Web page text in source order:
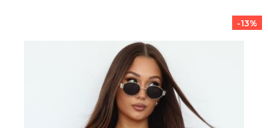
-13%